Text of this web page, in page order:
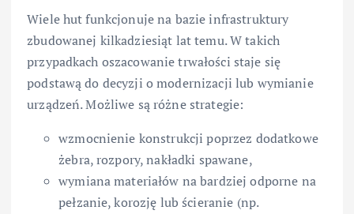
Wiele hut funkcjonuje na bazie infrastruktury
zbudowanej kilkadziesiąt lat temu. W takich
przypadkach oszacowanie trwałości staje się
podstawą do decyzji o modernizacji lub wymianie
urządzeń. Możliwe są różne strategie:
wzmocnienie konstrukcji poprzez dodatkowe
żebra, rozpory, nakładki spawane,
wymiana materiałów na bardziej odporne na
pełzanie, korozję lub ścieranie (np.